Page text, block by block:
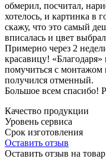
обмерил, посчитал,
хотелось, и картинка в
скажу, что это самый
вписалась и цвет
Примерно через 2
красавицу!
помучиться с монтажом
получился отменный.
Большое всем спасибо!
Качество продукции
Уровень сервиса
Срок изготовления
Оставить отзыв
Оставить отзыв на